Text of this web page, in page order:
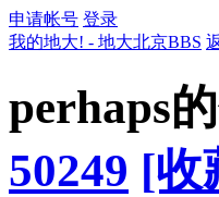
申请帐号 登录
我的地大! - 地大北京BBS
perhaps
50249 [收